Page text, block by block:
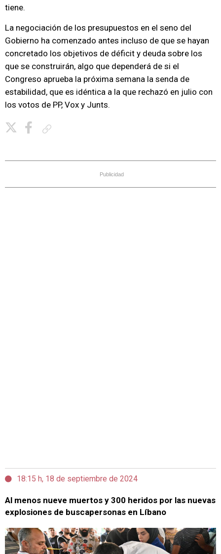
tiene.
La negociación de los presupuestos en el seno del
Gobierno ha comenzado antes incluso de que se hayan
concretado los objetivos de déficit y deuda sobre los
que se construirán, algo que dependerá de si el
Congreso aprueba la próxima semana la senda de
estabilidad, que es idéntica a la que rechazó en julio con
los votos de PP, Vox y Junts.
Publicidad
18:15 h, 18 de septiembre de 2024
Al menos nueve muertos y 300 heridos por las nuevas
explosiones de buscapersonas en Líbano